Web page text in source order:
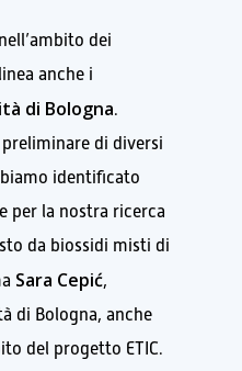
dei
anche i
di Bologna.
di diversi
identificato
per la nostra ricerca
da biossidi misti di
Sara Cepić,
di Bologna, anche
del progetto ETIC.